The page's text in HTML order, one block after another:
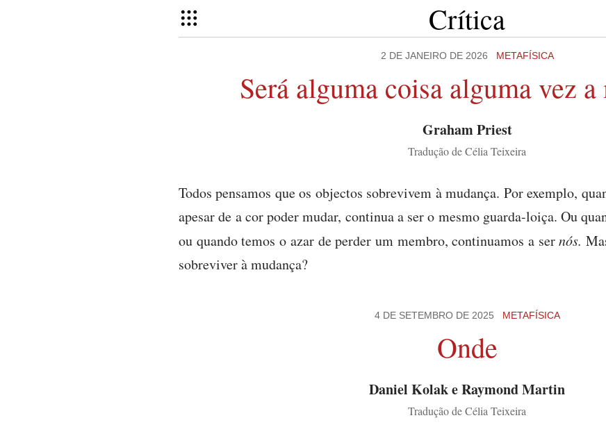
Crítica
2 DE JANEIRO DE 2026 METAFÍSICA
Será alguma coisa alguma vez a
Graham Priest
Tradução de Célia Teixeira
Todos pensamos que os objectos sobrevivem à mudança. Por exemplo,
apesar de a cor poder mudar, continua a ser o mesmo guarda-loiça. Ou
ou quando temos o azar de perder um membro, continuamos a sernós.
sobreviver à mudança?
4 DE SETEMBRO DE 2025 METAFÍSICA
Onde
Daniel Kolak e Raymond Martin
Tradução de Célia Teixeira